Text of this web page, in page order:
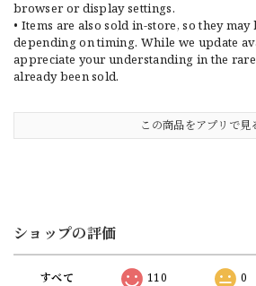
browser or display settings.
• Items are also sold in-store, so they
depending on timing. While we update
appreciate your understanding in the rare
already been sold.
この商品をアプリで見
ショップの評価
すべて 110 0